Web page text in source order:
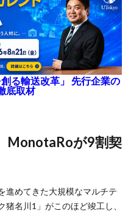
る輸送改革」 先行企業の
底取材
進めてきた大規模なマルチテ
名川1」がこのほど竣工し、